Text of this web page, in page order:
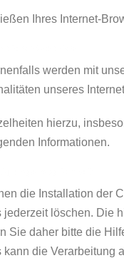
Ihres Internet-
werden mit
unseres
hierzu,
Informationen.
die Installation der
jederzeit löschen. Die
Sie daher bitte die
kann die Verarbeitung